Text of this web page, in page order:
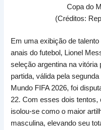
Copa do
(Créditos:
Em uma exibição de
anais do futebol, Lionel
seleção argentina na vitória
partida, válida pela
Mundo FIFA 2026, foi
22. Com esses dois tentos,
isolou-se como o maior
masculina, elevando seu